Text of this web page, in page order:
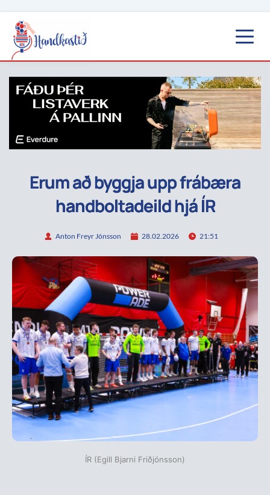
Erum að byggja upp frábæra
handboltadeild hjá ÍR
Anton Freyr Jónsson 28.02.2026 21:51
ÍR (Egill Bjarni Friðjónsson)